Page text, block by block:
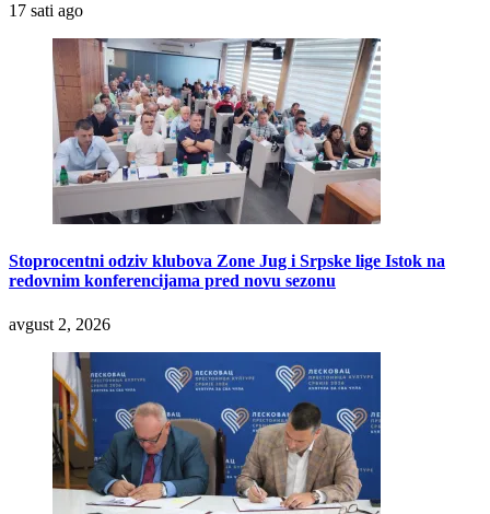
17 sati ago
Stoprocentni odziv klubova Zone Jug i Srpske lige Istok na
redovnim konferencijama pred novu sezonu
avgust 2, 2026